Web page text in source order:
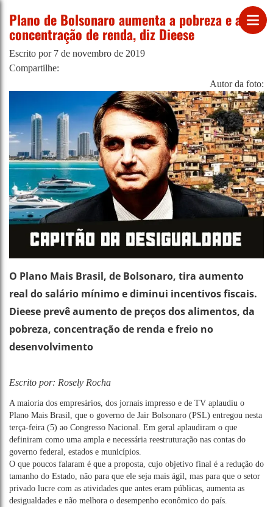
Plano de Bolsonaro aumenta a pobreza e a
concentração de renda, diz Dieese
Escrito por 7 de novembro de 2019
Compartilhe:
Autor da foto:
O Plano Mais Brasil, de Bolsonaro, tira aumento
real do salário mínimo e diminui incentivos fiscais.
Dieese prevê aumento de preços dos alimentos, da
pobreza, concentração de renda e freio no
desenvolvimento
Escrito por: Rosely Rocha
A maioria dos empresários, dos jornais impresso e de TV aplaudiu o
Plano Mais Brasil, que o governo de Jair Bolsonaro (PSL) entregou nesta
terça-feira (5) ao Congresso Nacional. Em geral aplaudiram o que
definiram como uma ampla e necessária reestruturação nas contas do
governo federal, estados e municípios.
O que poucos falaram é que a proposta, cujo objetivo final é a redução do
tamanho do Estado, não para que ele seja mais ágil, mas para que o setor
privado lucre com as atividades que antes eram públicas, aumenta as
desigualdades e não melhora o desempenho econômico do país.